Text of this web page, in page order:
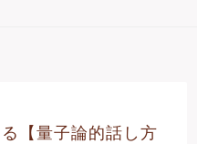
【量子論的話し方